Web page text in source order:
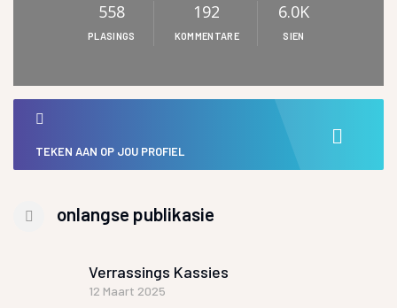
558
PLASINGS
192
KOMMENTARE
6.0K
SIEN
TEKEN AAN OP JOU PROFIEL
onlangse publikasie
Verrassings Kassies
12 Maart 2025